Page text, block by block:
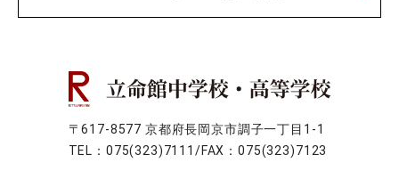
〒617-8577 京都府長岡京市調子一丁目1-1
TEL：075(323)7111/FAX：075(323)7123